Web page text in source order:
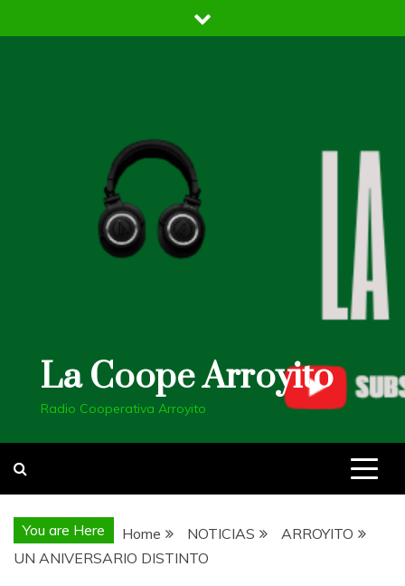
to
La Coope Arroyito
Radio Cooperativa Arroyito
You are Here Home NOTICIAS
ARROYITO
UN ANIVERSARIO DISTINTO